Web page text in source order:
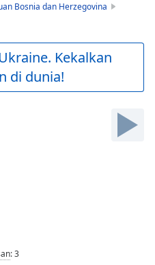
Bosnia dan Herzegovina
Kekalkan
di dunia!
:3